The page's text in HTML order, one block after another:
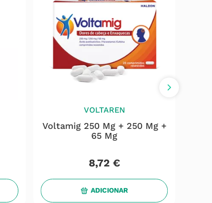
VOLTAREN
Voltamig 250 Mg + 250 Mg +
65 Mg
8,72 €
ADICIONAR